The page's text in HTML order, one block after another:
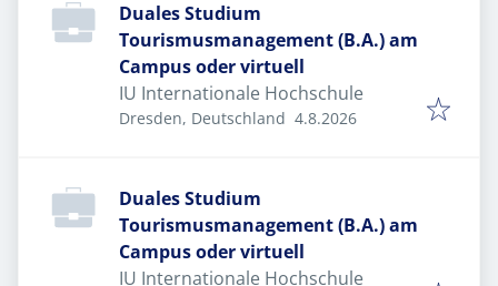
Duales Studium
Tourismusmanagement (B.A.) am
Campus oder virtuell
IU Internationale Hochschule
Dresden, Deutschland Veröffentlicht
4.8.2026
Duales Studium
Tourismusmanagement (B.A.) am
Campus oder virtuell
IU Internationale Hochschule